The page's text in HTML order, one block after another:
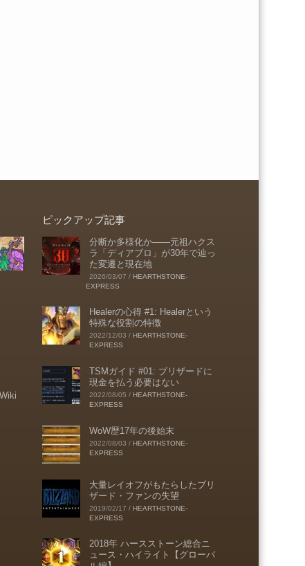
ピックアップ記事
分断か多様化か――元祖ハクス
ラ「ディアブロ」が30年で辿っ
た変遷と現在地
2026/03/07 / HEARTHSTONE-
EXPRESS
Healerの心得 #1: Healerという
特殊な役割の特徴
2022/12/03 / HEARTHSTONE-
EXPRESS
TSMガイド #01: ブリザードに
現金を払う必要はない
2022/08/05 / HEARTHSTONE-
EXPRESS
WoW歴17年の後始末
2022/08/03 / HEARTHSTONE-
EXPRESS
大量レイオフがもたらしたブリ
ザード・ファンの失望
2019/02/17 / HEARTHSTONE-
EXPRESS
2018年 ハースストーン総合ニ
ュース・ハイライト【グローバ